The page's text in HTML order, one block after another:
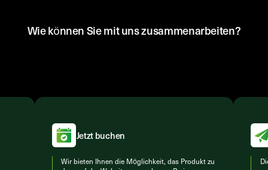
Wie können Sie mit uns zusammenarbeiten?
Jetzt buchen
Wir bieten Ihnen die Möglichkeit, das Produkt zu